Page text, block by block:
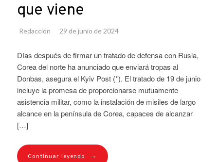
que viene
Redacción 29 de junio de 2024
Días después de firmar un tratado de defensa con Rusia,
Corea del norte ha anunciado que enviará tropas al
Donbas, asegura el Kyiv Post (*). El tratado de 19 de junio
incluye la promesa de proporcionarse mutuamente
asistencia militar, como la instalación de misiles de largo
alcance en la península de Corea, capaces de alcanzar
[…]
Continuar leyendo →